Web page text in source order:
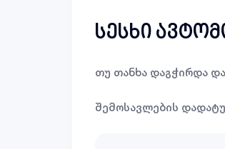
სესხი
თუ თანხა დაგჭირდა
შემოსავლების